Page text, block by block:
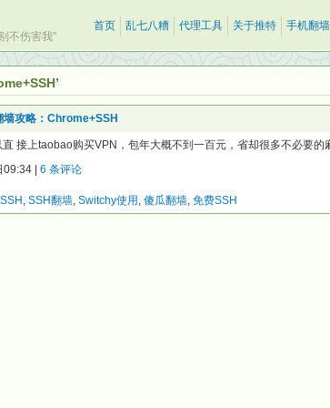
不伤害我”
首页 乱七八糟 代理工具 关于推特 手机翻墙
墙攻略：Chrome+SSH
接上taobao购买VPN，包年大概不到一百元，省却很多不必要
| 6 条评论
, SSH翻墙, Switchy使用 , 傻瓜翻墙, 免费SSH